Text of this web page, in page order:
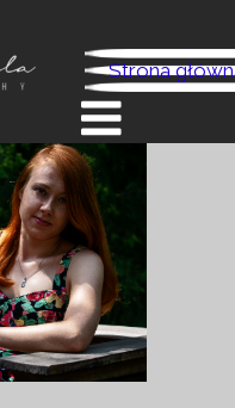
Strona